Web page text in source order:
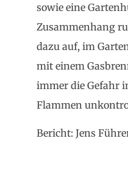
sowie eine
Zusammenhang
dazu auf, im
mit einem
immer die Gefahr
Flammen
Bericht: Jens